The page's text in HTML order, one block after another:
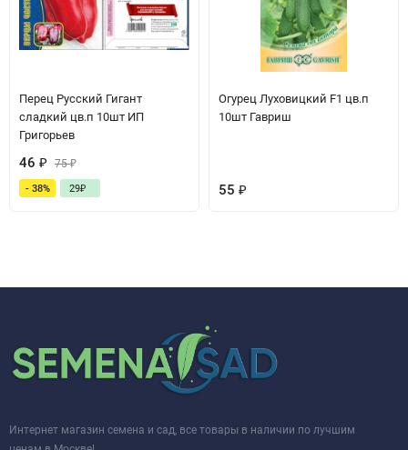
Перец Русский Гигант
сладкий цв.п 10шт ИП
Григорьев
46 ₽ 75₽
- 38% 29₽
Огурец Луховицкий F1 цв.п
10шт Гавриш
55 ₽
Интернет магазин семена и сад, все товары в наличии по лучшим